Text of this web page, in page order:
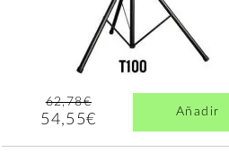
62,78€
54,55€ Añadir